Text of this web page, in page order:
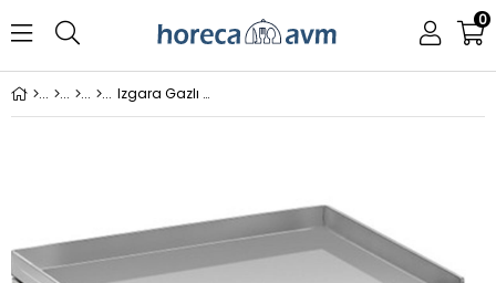
0
Izgara Gazlı Ce Belgeli Pleyt 50 Cm